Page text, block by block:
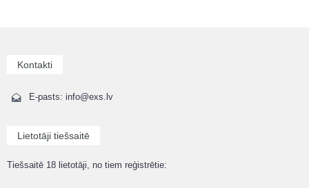
Kontakti
E-pasts: info@exs.lv
Lietotāji tiešsaitē
Tiešsaitē 18 lietotāji, no tiem reģistrētie: